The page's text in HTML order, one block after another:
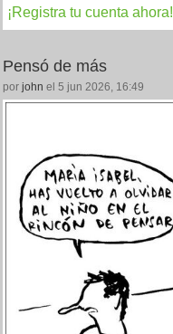
¡Registra tu cuenta ahora!
Pensó de más
por john el 5 jun 2026, 16:49